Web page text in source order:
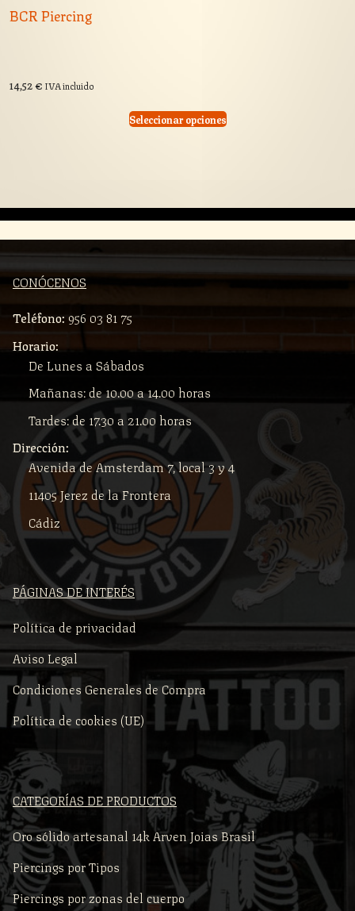
BCR Piercing
14,52€ IVA incluido
Seleccionar opciones
CONÓCENOS
Teléfono: 956 03 81 75
Horario:
De Lunes a Sábados
Mañanas: de 10.00 a 14.00 horas
Tardes: de 17.30 a 21.00 horas
Dirección:
Avenida de Amsterdam 7, local 3 y 4
11405 Jerez de la Frontera
Cádiz
PÁGINAS DE INTERÉS
Política de privacidad
Aviso Legal
Condiciones Generales de Compra
Política de cookies (UE)
CATEGORÍAS DE PRODUCTOS
Oro sólido artesanal 14k Arven Joias Brasil
Piercings por Tipos
Piercings por zonas del cuerpo